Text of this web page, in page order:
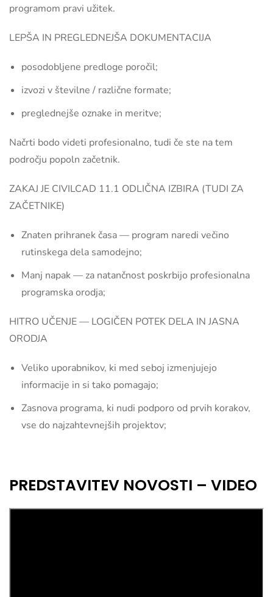
programom pravi užitek.
LEPŠA IN PREGLEDNEJŠA DOKUMENTACIJA
posodobljene predloge poročil;
izvozi v številne / različne formate;
preglednejše oznake in meritve;
Načrti bodo videti profesionalno, tudi če ste na tem
področju popoln začetnik.
ZAKAJ JE CIVILCAD 11.1 ODLIČNA IZBIRA (TUDI ZA
ZAČETNIKE)
Znaten prihranek časa — program naredi večino
rutinskega dela samodejno;
Manj napak — za natančnost poskrbijo profesionalna
programska orodja;
HITRO UČENJE — LOGIČEN POTEK DELA IN JASNA
ORODJA
Veliko uporabnikov, ki med seboj izmenjujejo
informacije in si tako pomagajo;
Zasnova programa, ki nudi podporo od prvih korakov,
vse do najzahtevnejših projektov;
PREDSTAVITEV NOVOSTI – VIDEO